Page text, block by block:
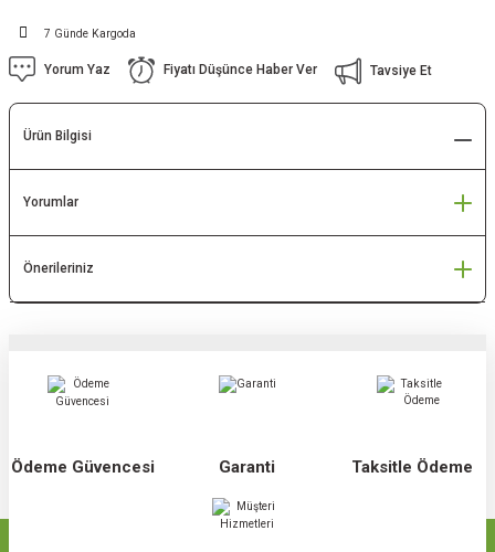
7 Günde Kargoda
Yorum Yaz Fiyatı Düşünce Haber Ver Tavsiye Et
Ürün Bilgisi
Yorumlar
Önerileriniz
Ödeme Güvencesi Garanti Taksitle Ödeme